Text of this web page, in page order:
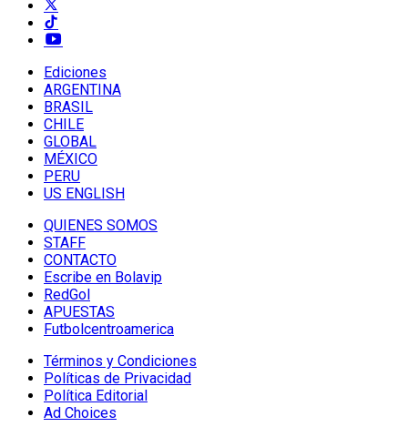
Ediciones
ARGENTINA
BRASIL
CHILE
GLOBAL
MÉXICO
PERU
US ENGLISH
QUIENES SOMOS
STAFF
CONTACTO
Escribe en Bolavip
RedGol
APUESTAS
Futbolcentroamerica
Términos y Condiciones
Políticas de Privacidad
Política Editorial
Ad Choices